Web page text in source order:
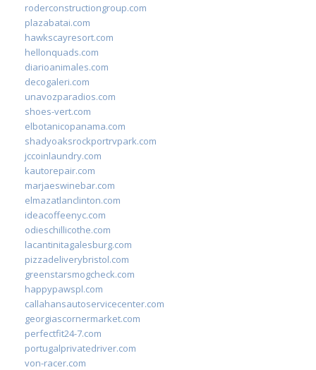
roderconstructiongroup.com
plazabatai.com
hawkscayresort.com
hellonquads.com
diarioanimales.com
decogaleri.com
unavozparadios.com
shoes-vert.com
elbotanicopanama.com
shadyoaksrockportrvpark.com
jccoinlaundry.com
kautorepair.com
marjaeswinebar.com
elmazatlanclinton.com
ideacoffeenyc.com
odieschillicothe.com
lacantinitagalesburg.com
pizzadeliverybristol.com
greenstarsmogcheck.com
happypawspl.com
callahansautoservicecenter.com
georgiascornermarket.com
perfectfit24-7.com
portugalprivatedriver.com
von-racer.com